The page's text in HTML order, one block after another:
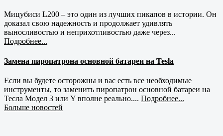
Мицубиси L200 – это один из лучших пикапов в истории. Он
доказал свою надежность и продолжает удивлять
выносливостью и неприхотливостью даже через...
Подробнее...
Замена пиропатрона основной батареи на Tesla
Если вы будете осторожны и вас есть все необходимые
инструменты, то заменить пиропатрон основной батареи на
Тесла Модел 3 или Y вполне реально.... Подробнее...
Больше новостей